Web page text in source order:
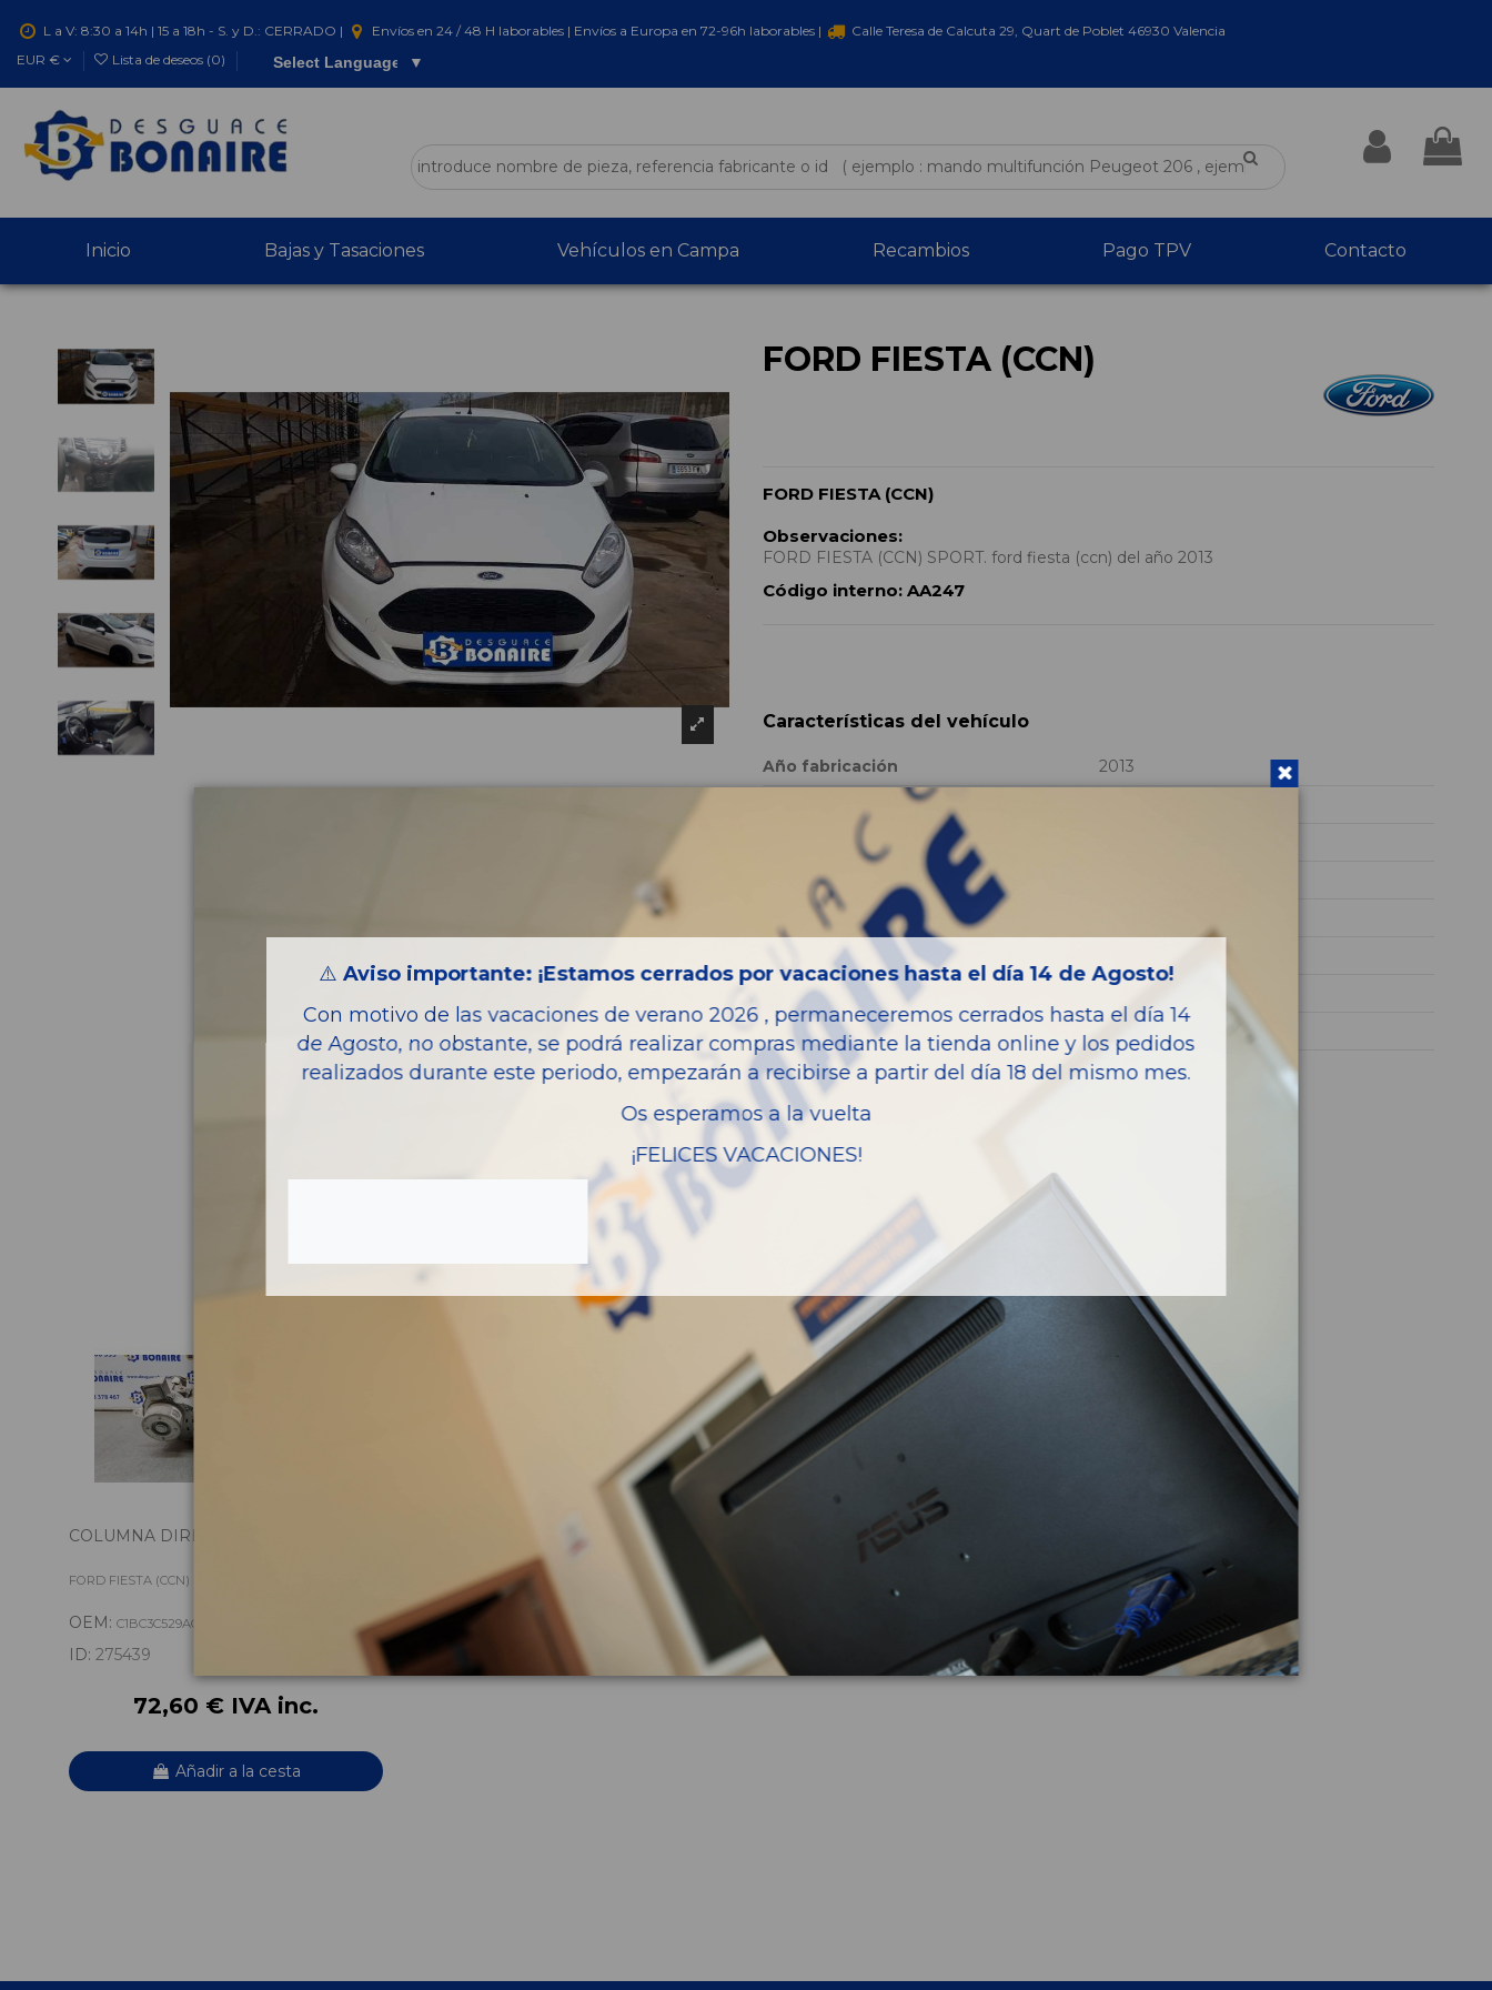
L a V: 8:30 a 14h | 15 a 18h - S. y D.: CERRADO | Envíos en 24 / 48 H laborables | Envíos a Europa en 72-96h laborables |
Calle Teresa de Calcuta 29, Quart de Poblet 46930 Valencia
EUR €
Lista de deseos (0) Select Language ▼
Inicio Bajas y Tasaciones Vehículos en Campa Recambios Pago TPV Contacto
FORD FIESTA (CCN)
FORD FIESTA (CCN)
Observaciones:
FORD FIESTA (CCN) SPORT. ford fiesta (ccn) del año 2013
Código interno: AA247
Características del vehículo
Año fabricación
2013
Combustible
Potencia
Modelo
FIESTA (CCN)
Piezas almacenadas del vehículo
COLUMNA DIRECCION C1BC3C529AG
FORD FIESTA (CCN) SPORT
OEM: C1BC3C529AG
ID: 275439
72,60 € IVA inc.
Añadir a la cesta
⚠️ Aviso importante: ¡Estamos cerrados por vacaciones hasta el día 14 de Agosto!
Con motivo de las vacaciones de verano 2026 , permaneceremos cerrados hasta el día 14
de Agosto, no obstante, se podrá realizar compras mediante la tienda online y los pedidos
realizados durante este periodo, empezarán a recibirse a partir del día 18 del mismo mes.
Os esperamos a la vuelta
¡FELICES VACACIONES!